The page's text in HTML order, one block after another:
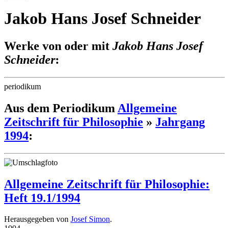
Jakob Hans Josef Schneider
Werke von oder mit Jakob Hans Josef
Schneider:
periodikum
Aus dem Periodikum Allgemeine
Zeitschrift für Philosophie » Jahrgang
1994:
Allgemeine Zeitschrift für Philosophie:
Heft 19.1/1994
Herausgegeben von Josef Simon.